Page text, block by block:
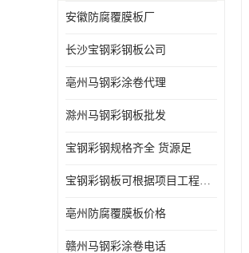
安徽防腐覆膜板厂
长沙宝钢彩钢板公司
亳州马钢彩涂卷代理
滁州马钢彩钢板批发
宝钢彩钢规格齐全 货源足
宝钢彩钢板可根据项目工程定制
亳州防腐覆膜板价格
赣州马钢彩涂卷电话